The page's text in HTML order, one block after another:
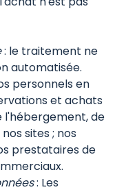
: le traitement ne
automatisée.
personnels en
et achats
l'hébergement, de
sites ; nos
prestataires de
: Les